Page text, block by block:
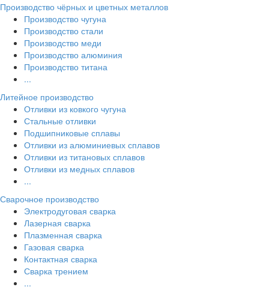
Производство чёрных и цветных металлов
Производство чугуна
Производство стали
Производство меди
Производство алюминия
Производство титана
...
Литейное производство
Отливки из ковкого чугуна
Стальные отливки
Подшипниковые сплавы
Отливки из алюминиевых сплавов
Отливки из титановых сплавов
Отливки из медных сплавов
...
Сварочное производство
Электродуговая сварка
Лазерная сварка
Плазменная сварка
Газовая сварка
Контактная сварка
Сварка трением
...